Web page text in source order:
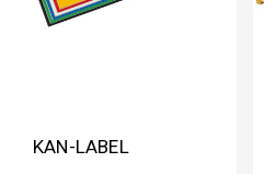
KAN-LABEL